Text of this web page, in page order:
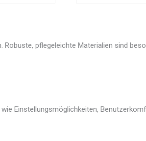
pflegeleichte Materialien sind
Einstellungsmöglichkeiten,